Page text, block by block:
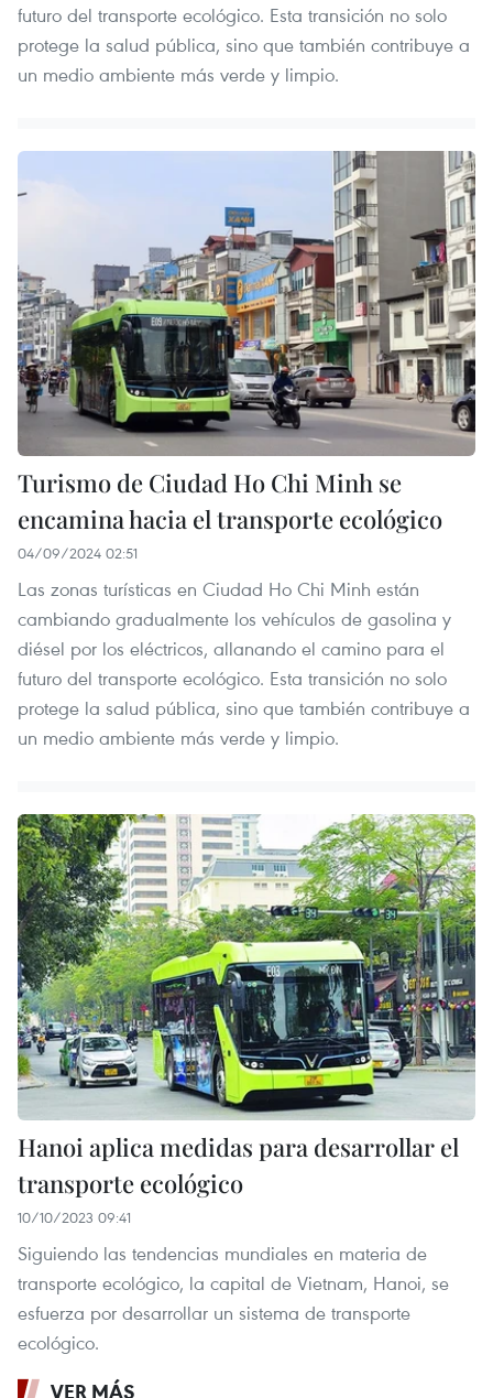
futuro del transporte ecológico. Esta transición no solo
protege la salud pública, sino que también contribuye a
un medio ambiente más verde y limpio.
Turismo de Ciudad Ho Chi Minh se
encamina hacia el transporte ecológico
04/09/2024 02:51
Las zonas turísticas en Ciudad Ho Chi Minh están
cambiando gradualmente los vehículos de gasolina y
diésel por los eléctricos, allanando el camino para el
futuro del transporte ecológico. Esta transición no solo
protege la salud pública, sino que también contribuye a
un medio ambiente más verde y limpio.
Hanoi aplica medidas para desarrollar el
transporte ecológico
10/10/2023 09:41
Siguiendo las tendencias mundiales en materia de
transporte ecológico, la capital de Vietnam, Hanoi, se
esfuerza por desarrollar un sistema de transporte
ecológico.
VER MÁS